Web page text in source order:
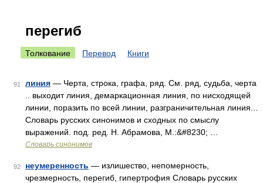
перегиб
Толкование Перевод Книги
91 линия — Черта, строка, графа, ряд. См. ряд, судьба, черта
.. выходит линия, демаркационная линия, по нисходящей
линии, поразить по всей линии, разграничительная линия...
Словарь русских синонимов и сходных по смыслу
выражений. под. ред. Н. Абрамова, М.:&#8230; …
Словарь синонимов
92 неумеренность — излишество, непомерность,
чрезмерность, перегиб, гипертрофия Словарь русских